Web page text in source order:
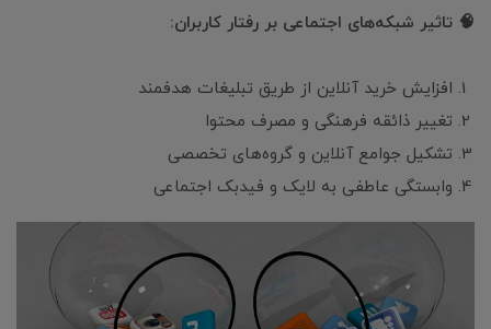
🧠 تاثیر شبکه‌های اجتماعی بر رفتار کاربران:
افزایش خرید آنلاین از طریق تبلیغات هدفمند
تغییر ذائقه فرهنگی و مصرف محتوا
تشکیل جوامع آنلاین و گروه‌های تخصصی
وابستگی عاطفی به لایک و فیدبک اجتماعی